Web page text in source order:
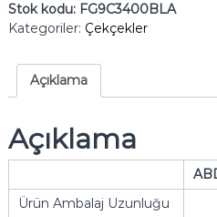
Stok kodu: FG9C3400BLA
Kategoriler: Çekçekler
Açıklama
Açıklama
Ürün Ambalaj Uzunluğu